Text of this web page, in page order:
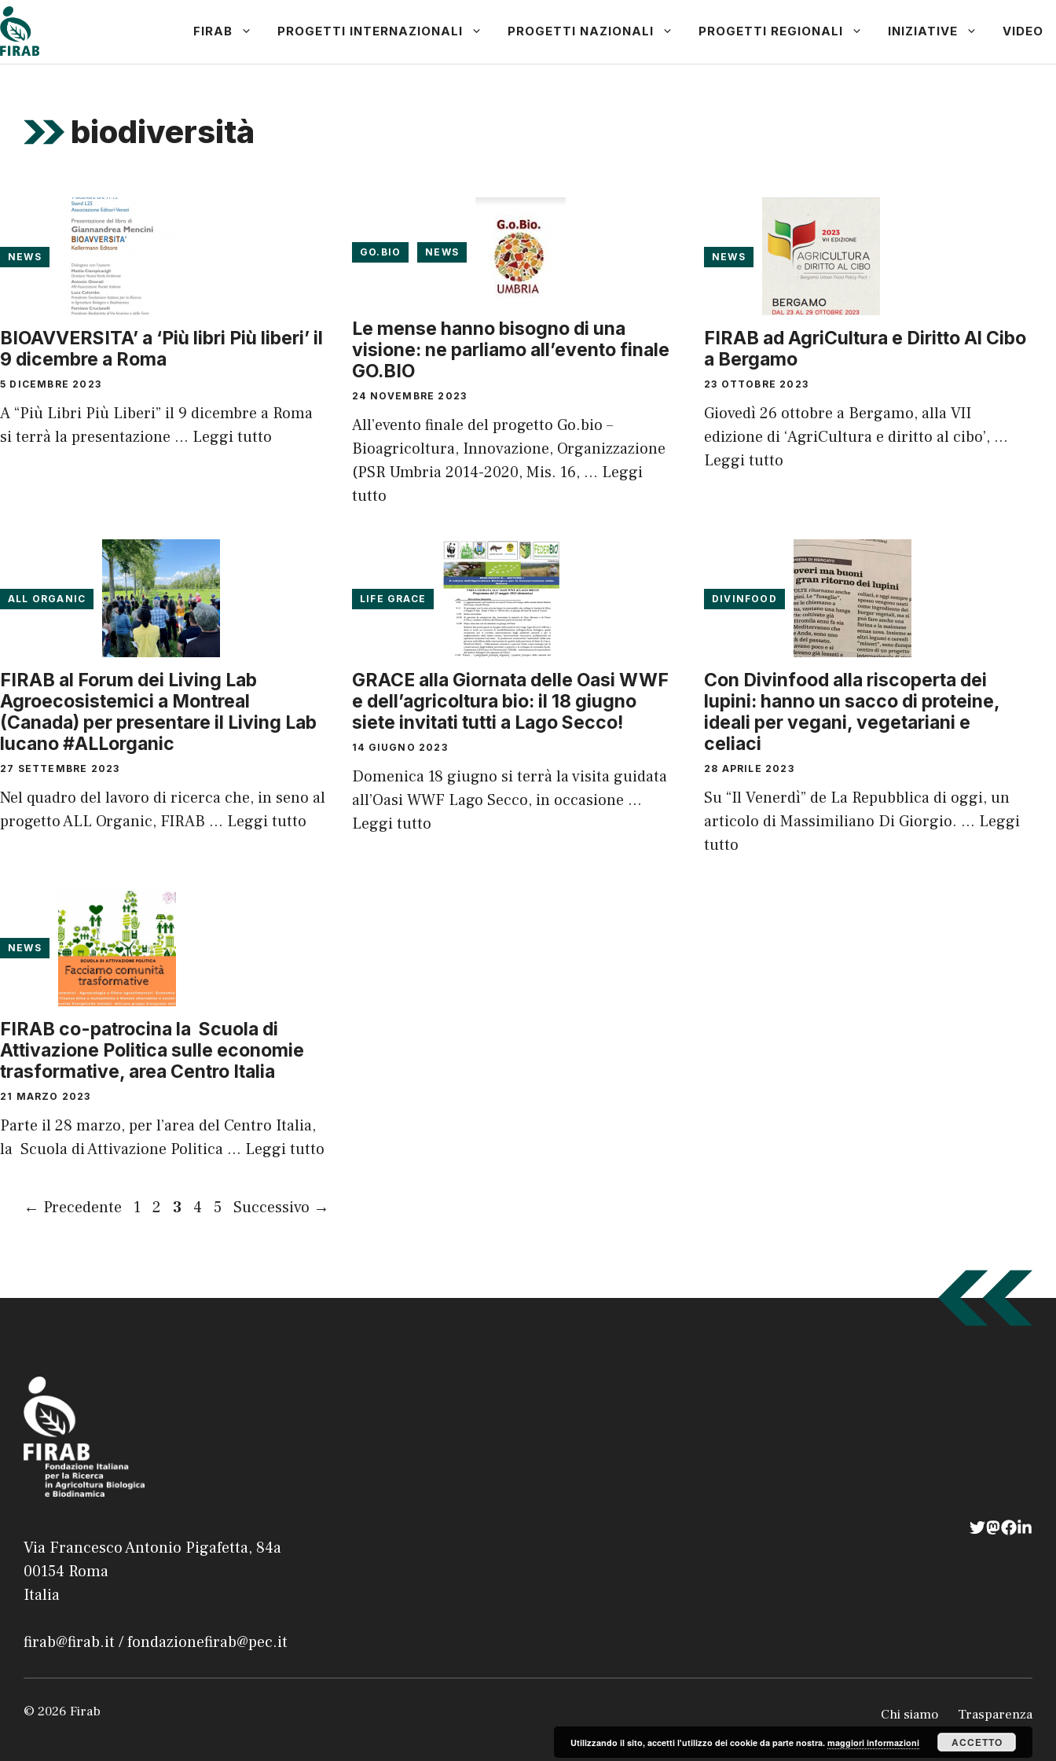
Vai
al
contenuto
FIRAB PROGETTI INTERNAZIONALI PROGETTI NAZIONALI PROGETTI REGIONALI INIZIATIVE VIDEO
biodiversità
NEWS
BIOAVVERSITA’ a ‘Più libri Più liberi’ il
9 dicembre a Roma
5 DICEMBRE 2023
A “Più Libri Più Liberi” il 9 dicembre a Roma
si terrà la presentazione … Leggi tutto
GO.BIO NEWS
Le mense hanno bisogno di una
visione: ne parliamo all’evento finale
GO.BIO
24 NOVEMBRE 2023
All’evento finale del progetto Go.bio –
Bioagricoltura, Innovazione, Organizzazione
(PSR Umbria 2014-2020, Mis. 16, … Leggi
tutto
NEWS
FIRAB ad AgriCultura e Diritto Al Cibo
a Bergamo
23 OTTOBRE 2023
Giovedì 26 ottobre a Bergamo, alla VII
edizione di ‘AgriCultura e diritto al cibo’, …
Leggi tutto
ALL ORGANIC
FIRAB al Forum dei Living Lab
Agroecosistemici a Montreal
(Canada) per presentare il Living Lab
lucano #ALLorganic
27 SETTEMBRE 2023
Nel quadro del lavoro di ricerca che, in seno al
progetto ALL Organic, FIRAB … Leggi tutto
LIFE GRACE
GRACE alla Giornata delle Oasi WWF
e dell’agricoltura bio: il 18 giugno
siete invitati tutti a Lago Secco!
14 GIUGNO 2023
Domenica 18 giugno si terrà la visita guidata
all’Oasi WWF Lago Secco, in occasione …
Leggi tutto
DIVINFOOD
Con Divinfood alla riscoperta dei
lupini: hanno un sacco di proteine,
ideali per vegani, vegetariani e
celiaci
28 APRILE 2023
Su “Il Venerdì” de La Repubblica di oggi, un
articolo di Massimiliano Di Giorgio. … Leggi
tutto
NEWS
FIRAB co-patrocina la Scuola di
Attivazione Politica sulle economie
trasformative, area Centro Italia
21 MARZO 2023
Parte il 28 marzo, per l’area del Centro Italia,
la Scuola di Attivazione Politica … Leggi tutto
← Precedente Pagina
1 Pagina
2 Pagina
3 Pagina
4 Pagina
5 Successivo →
Via Francesco Antonio Pigafetta, 84a
00154 Roma
Italia
firab@firab.it / fondazionefirab@pec.it
© 2026 Firab Chi siamo Trasparenza
Utilizzando il sito, accetti l'utilizzo dei cookie da parte nostra. maggiori informazioni ACCETTO